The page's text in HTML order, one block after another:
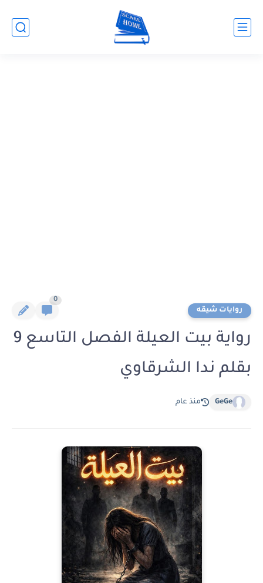
روايات شيقه
0
رواية بيت العيلة الفصل التاسع 9
بقلم ندا الشرقاوي
GeGe منذ عام